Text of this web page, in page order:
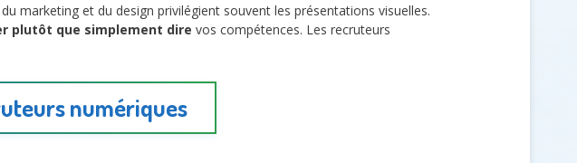
marketing et du design privilégient souvent les présentations visuelles.
plutôt que simplement dire vos compétences. Les recruteurs
numériques